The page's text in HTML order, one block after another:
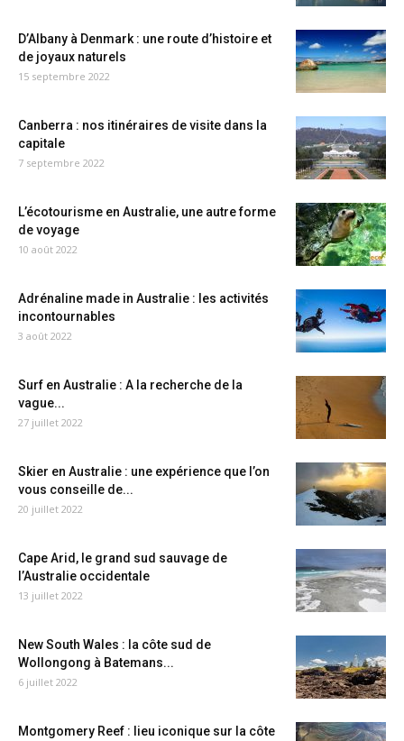
D’Albany à Denmark : une route d’histoire et
de joyaux naturels
15 septembre 2022
Canberra : nos itinéraires de visite dans la
capitale
7 septembre 2022
L’écotourisme en Australie, une autre forme
de voyage
10 août 2022
Adrénaline made in Australie : les activités
incontournables
3 août 2022
Surf en Australie : A la recherche de la
vague...
27 juillet 2022
Skier en Australie : une expérience que l’on
vous conseille de...
20 juillet 2022
Cape Arid, le grand sud sauvage de
l’Australie occidentale
13 juillet 2022
New South Wales : la côte sud de
Wollongong à Batemans...
6 juillet 2022
Montgomery Reef : lieu iconique sur la côte